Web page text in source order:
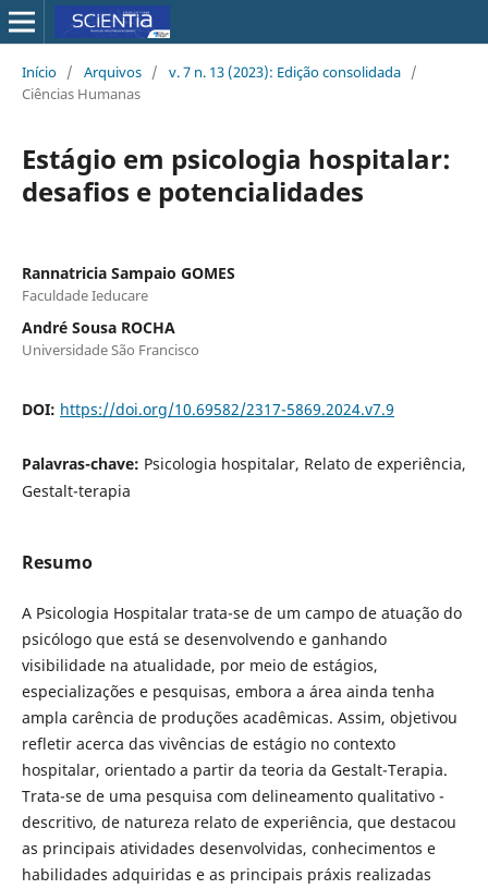
Início / Arquivos / v. 7 n. 13 (2023): Edição consolidada /
Ciências Humanas
Estágio em psicologia hospitalar:
desafios e potencialidades
Rannatricia Sampaio GOMES
Faculdade Ieducare
André Sousa ROCHA
Universidade São Francisco
DOI: https://doi.org/10.69582/2317-5869.2024.v7.9
Palavras-chave: Psicologia hospitalar, Relato de experiência,
Gestalt-terapia
Resumo
A Psicologia Hospitalar trata-se de um campo de atuação do
psicólogo que está se desenvolvendo e ganhando
visibilidade na atualidade, por meio de estágios,
especializações e pesquisas, embora a área ainda tenha
ampla carência de produções acadêmicas. Assim, objetivou
refletir acerca das vivências de estágio no contexto
hospitalar, orientado a partir da teoria da Gestalt-Terapia.
Trata-se de uma pesquisa com delineamento qualitativo -
descritivo, de natureza relato de experiência, que destacou
as principais atividades desenvolvidas, conhecimentos e
habilidades adquiridas e as principais práxis realizadas